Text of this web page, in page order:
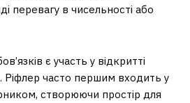
перевагу в чисельності або
є участь у відкритті
Ріфлер часто першим входить у
створюючи простір для